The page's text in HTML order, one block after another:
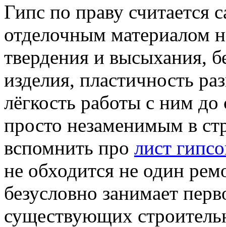
Гипс по праву
отделочным материалом
твердения и высыхания,
изделия, пластичность
лёгкость работы с ним
просто незаменимым в
вспомнить про лист
не обходится не один
безусловно занимает
существующих